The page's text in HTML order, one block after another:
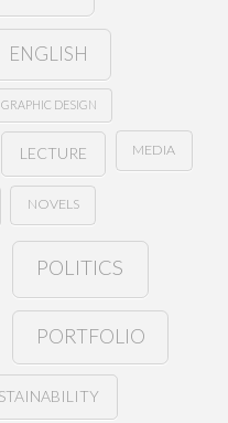
ENGLISH
GRAPHIC DESIGN
LECTURE MEDIA
NOVELS
POLITICS
PORTFOLIO